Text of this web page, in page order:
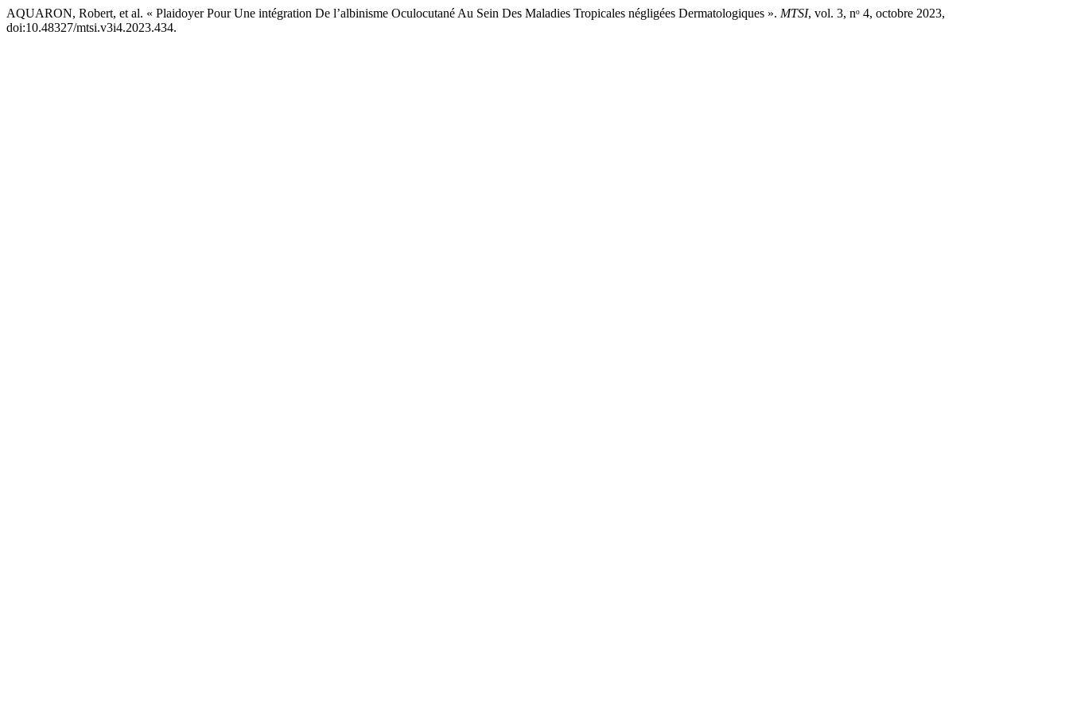
AQUARON, Robert, et al. « Plaidoyer Pour Une intégration De l’albinisme Oculocutané Au Sein Des Maladies Tropicales négligées Dermatologiques ». MTSI, vol. 3, nᵒ 4, octobre 2023,
doi:10.48327/mtsi.v3i4.2023.434.